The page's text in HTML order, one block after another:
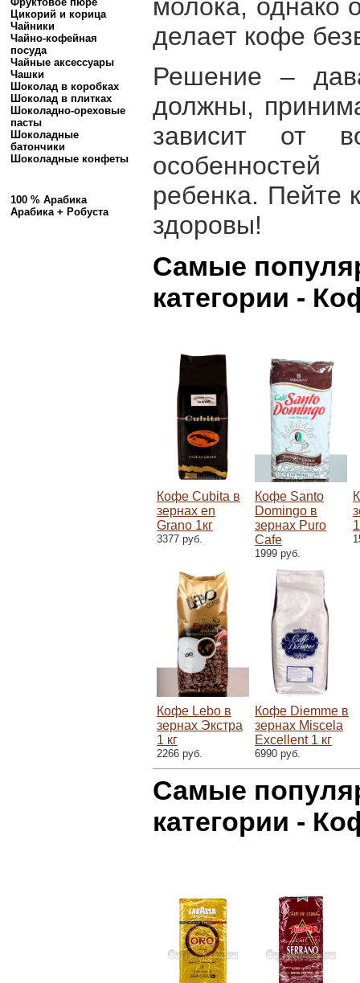
Цикорий и корица
Чайники
Чайно-кофейная
посуда
Чайные аксессуары
Чашки
Шоколад в коробках
Шоколад в плитках
Шоколадно-ореховые
пасты
Шоколадные
батончики
Шоколадные конфеты
100 % Арабика
Арабика + Робуста
молока, однако
делает кофе
Решение –
должны,
зависит от
ребенка. Пейте
здоровы!
Самые
категории -
Кофе Cubita в
зернах en
Grano 1кг
3377 руб.
Кофе Santo
Domingo в
зернах Puro
Cafe
1999 руб.
Кофе Lebo в
зернах Экстра
1 кг
2266 руб.
Кофе Diemme в
зернах Miscela
Excellent 1 кг
6990 руб.
Самые
категории -